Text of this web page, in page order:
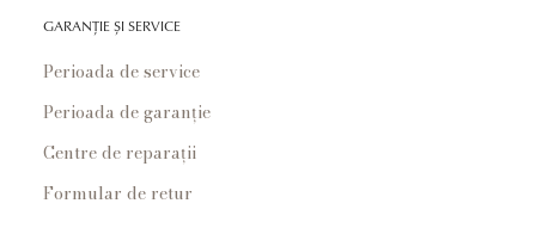
GARANȚIE ȘI SERVICE
Perioada de service
Perioada de garanție
Centre de reparații
Formular de retur